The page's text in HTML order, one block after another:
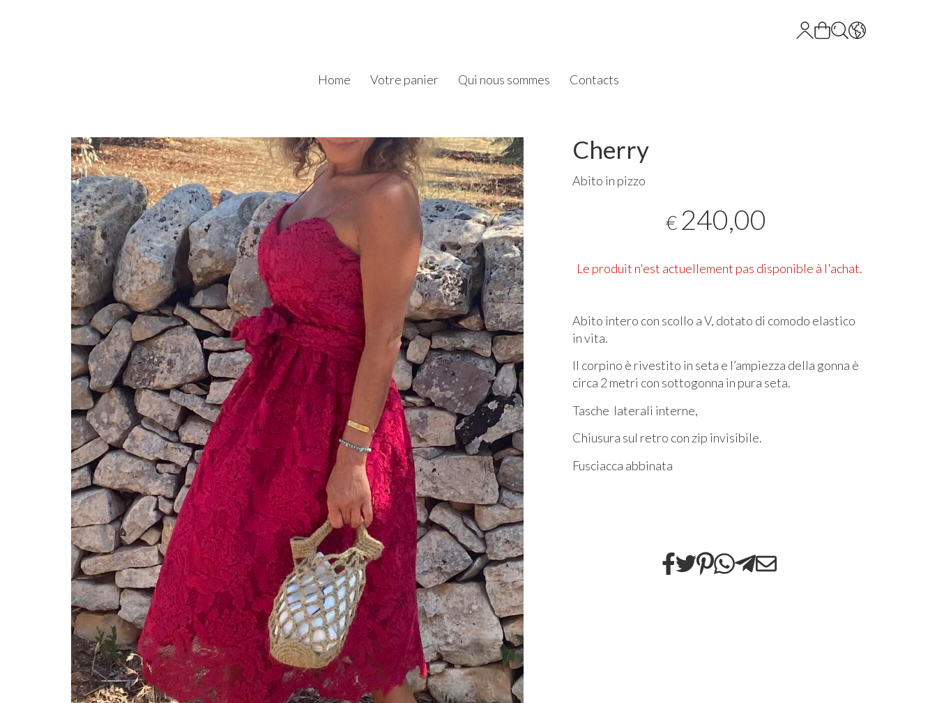
Home Votre panier Qui nous sommes Contacts
Cherry
Abito in pizzo
€ 240,00
Le produit n'est actuellement pas disponible à l'achat.
Abito intero con scollo a V, dotato di comodo elastico
in vita.
Il corpino è rivestito in seta e l’ampiezza della gonna è
circa 2 metri con sottogonna in pura seta.
Tasche laterali interne,
Chiusura sul retro con zip invisibile.
Fusciacca abbinata